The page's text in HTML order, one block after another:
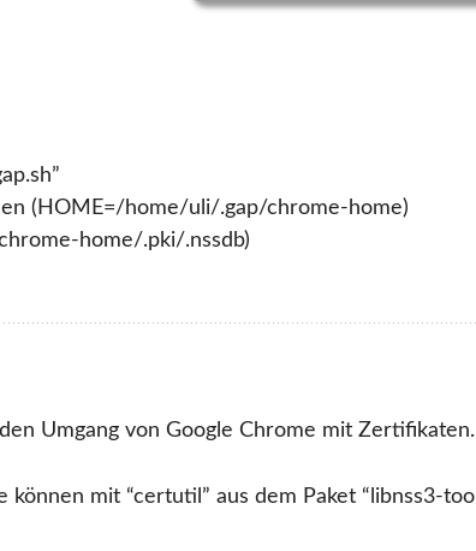
(HOME=/home/uli/.gap/chrome-home)
home/.pki/.nssdb)
Umgang von Google Chrome mit Zertifikaten.
mit “certutil” aus dem Paket “libnss3-